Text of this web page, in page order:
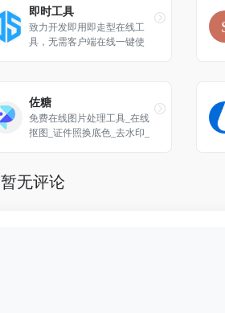
即时工具
致力开发即用即走型在线工
具，无需客户端在线一键使
具、数字工具、加密工具、单
位转换等等工具。同时拥有良
好的用户体验，为您的工作学
佐糖
免费在线图片处理工具_在线
抠图_证件照换底色_去水印_
暂无评论